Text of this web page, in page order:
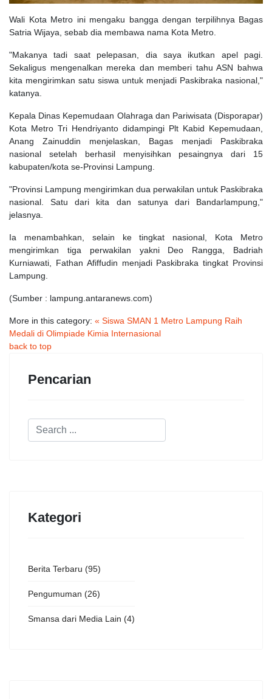
Wali Kota Metro ini mengaku bangga dengan terpilihnya Bagas
Satria Wijaya, sebab dia membawa nama Kota Metro.
"Makanya tadi saat pelepasan, dia saya ikutkan apel pagi.
Sekaligus mengenalkan mereka dan memberi tahu ASN bahwa
kita mengirimkan satu siswa untuk menjadi Paskibraka nasional,"
katanya.
Kepala Dinas Kepemudaan Olahraga dan Pariwisata (Disporapar)
Kota Metro Tri Hendriyanto didampingi Plt Kabid Kepemudaan,
Anang Zainuddin menjelaskan, Bagas menjadi Paskibraka
nasional setelah berhasil menyisihkan pesaingnya dari 15
kabupaten/kota se-Provinsi Lampung.
"Provinsi Lampung mengirimkan dua perwakilan untuk Paskibraka
nasional. Satu dari kita dan satunya dari Bandarlampung,"
jelasnya.
Ia menambahkan, selain ke tingkat nasional, Kota Metro
mengirimkan tiga perwakilan yakni Deo Rangga, Badriah
Kurniawati, Fathan Afiffudin menjadi Paskibraka tingkat Provinsi
Lampung.
(Sumber : lampung.antaranews.com)
More in this category: « Siswa SMAN 1 Metro Lampung Raih
Medali di Olimpiade Kimia Internasional
back to top
Pencarian
Kategori
Berita Terbaru (95)
Pengumuman (26)
Smansa dari Media Lain (4)